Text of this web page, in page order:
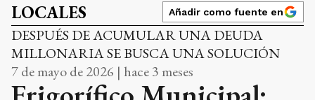
LOCALES Añadir como fuente en
DESPUÉS DE ACUMULAR UNA DEUDA
MILLONARIA SE BUSCA UNA SOLUCIÓN
7 de mayo de 2026 | hace 3 meses